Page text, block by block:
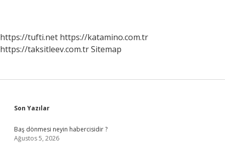
https://tufti.net https://katamino.com.tr
https://taksitleev.com.trSitemap
Sidebar
Son Yazılar
Baş dönmesi neyin habercisidir ?
Ağustos 5, 2026